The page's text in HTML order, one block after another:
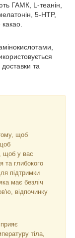
ГАМК, L-теанін,
5-HTP,
та
щоб
щоб у вас
та глибокого
підтримки
має безліч
відпочинку
тіла,